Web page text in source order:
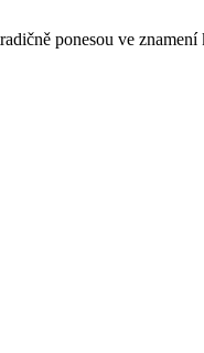
ponesou ve